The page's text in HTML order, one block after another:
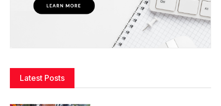
Latest Posts